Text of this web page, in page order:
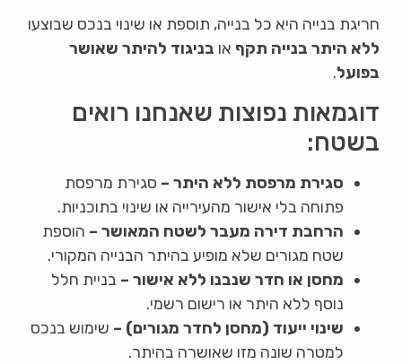
חריגת בנייה היא כל בנייה, תוספת או שינוי בנכס שבוצעו
ללא היתר בנייה תקף או בניגוד להיתר שאושר
בפועל.
דוגמאות נפוצות שאנחנו רואים
בשטח:
סגירת מרפסת ללא היתר – סגירת מרפסת
פתוחה בלי אישור מהעירייה או שינוי בתוכניות.
הרחבת דירה מעבר לשטח המאושר – הוספת
שטח מגורים שלא מופיע בהיתר הבנייה המקורי.
מחסן או חדר שנבנו ללא אישור – בניית חלל
נוסף ללא היתר או רישום רשמי.
שינוי ייעוד (מחסן לחדר מגורים) – שימוש בנכס
למטרה שונה מזו שאושרה בהיתר.